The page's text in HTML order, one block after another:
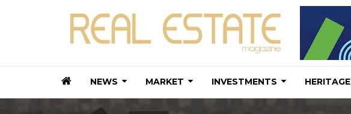
NEWS MARKET INVESTMENTS HERITAGE